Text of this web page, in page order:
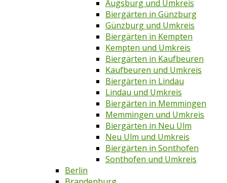
Augsburg und Umkreis
Biergärten in Günzburg
Günzburg und Umkreis
Biergärten in Kempten
Kempten und Umkreis
Biergärten in Kaufbeuren
Kaufbeuren und Umkreis
Biergärten in Lindau
Lindau und Umkreis
Biergärten in Memmingen
Memmingen und Umkreis
Biergärten in Neu Ulm
Neu Ulm und Umkreis
Biergärten in Sonthofen
Sonthofen und Umkreis
Berlin